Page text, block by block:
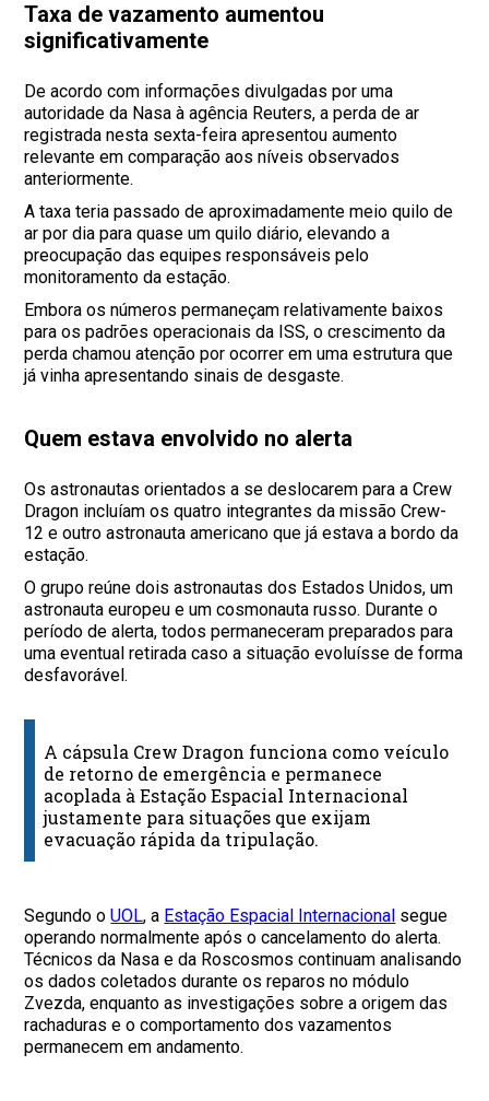
Taxa de vazamento aumentou
significativamente
De acordo com informações divulgadas por uma
autoridade da Nasa à agência Reuters, a perda de ar
registrada nesta sexta-feira apresentou aumento
relevante em comparação aos níveis observados
anteriormente.
A taxa teria passado de aproximadamente meio quilo de
ar por dia para quase um quilo diário, elevando a
preocupação das equipes responsáveis pelo
monitoramento da estação.
Embora os números permaneçam relativamente baixos
para os padrões operacionais da ISS, o crescimento da
perda chamou atenção por ocorrer em uma estrutura que
já vinha apresentando sinais de desgaste.
Quem estava envolvido no alerta
Os astronautas orientados a se deslocarem para a Crew
Dragon incluíam os quatro integrantes da missão Crew-
12 e outro astronauta americano que já estava a bordo da
estação.
O grupo reúne dois astronautas dos Estados Unidos, um
astronauta europeu e um cosmonauta russo. Durante o
período de alerta, todos permaneceram preparados para
uma eventual retirada caso a situação evoluísse de forma
desfavorável.
A cápsula Crew Dragon funciona como veículo
de retorno de emergência e permanece
acoplada à Estação Espacial Internacional
justamente para situações que exijam
evacuação rápida da tripulação.
Segundo oUOL, a Estação Espacial Internacional segue
operando normalmente após o cancelamento do alerta.
Técnicos da Nasa e da Roscosmos continuam analisando
os dados coletados durante os reparos no módulo
Zvezda, enquanto as investigações sobre a origem das
rachaduras e o comportamento dos vazamentos
permanecem em andamento.